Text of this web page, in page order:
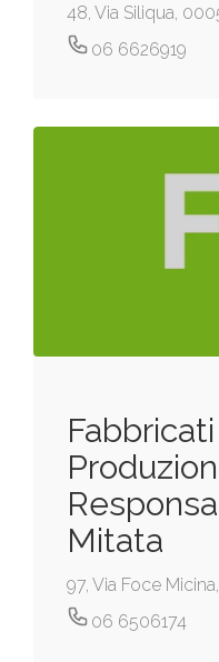
48, Via Siliqua,
06 6626919
Mitata
97, Via Foce
06 6506174